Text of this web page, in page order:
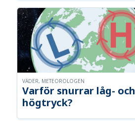
Varför snurrar låg- och
högtryck?
VÄDER, METEOROLOGEN